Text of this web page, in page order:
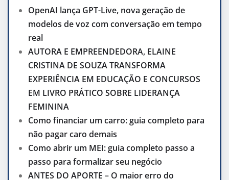
OpenAI lança GPT-Live, nova geração de
modelos de voz com conversação em tempo
real
AUTORA E EMPREENDEDORA, ELAINE
CRISTINA DE SOUZA TRANSFORMA
EXPERIÊNCIA EM EDUCAÇÃO E CONCURSOS
EM LIVRO PRÁTICO SOBRE LIDERANÇA
FEMININA
Como financiar um carro: guia completo para
não pagar caro demais
Como abrir um MEI: guia completo passo a
passo para formalizar seu negócio
ANTES DO APORTE – O maior erro do